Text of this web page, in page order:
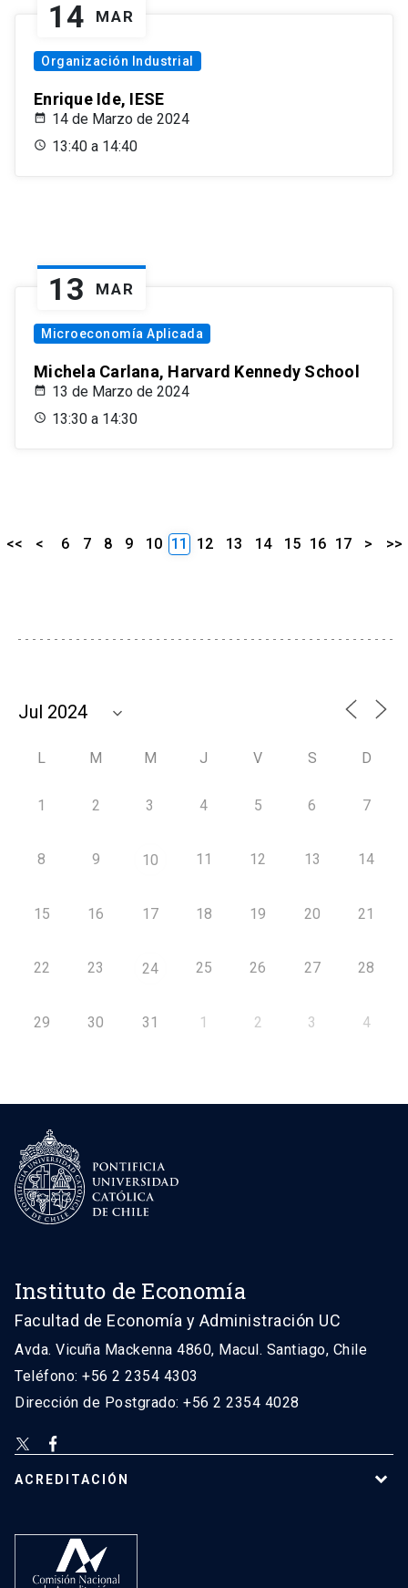
14 MAR
Organización Industrial
Enrique Ide, IESE
14 de Marzo de 2024
13:40 a 14:40
13 MAR
Microeconomía Aplicada
Michela Carlana, Harvard Kennedy School
13 de Marzo de 2024
13:30 a 14:30
<< < 6 7 8 9 10 11 12 13 14 15 16 17 > >>
L M M J V S D
1 2 3 4 5 6 7
8 9 10 11 12 13 14
15 16 17 18 19 20 21
22 23 24 25 26 27 28
29 30 31 1 2 3 4
Instituto de Economía
Facultad de Economía y Administración UC
Avda. Vicuña Mackenna 4860, Macul. Santiago, Chile
Teléfono: +56 2 2354 4303
Dirección de Postgrado: +56 2 2354 4028
ACREDITACIÓN